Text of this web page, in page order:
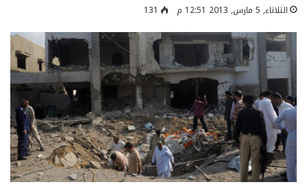
الثلاثاء, 5 مارس, 2013 12:51 م 131